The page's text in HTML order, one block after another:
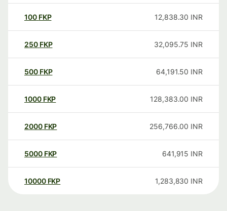
100 FKP 12,838.30 INR
250 FKP 32,095.75 INR
500 FKP 64,191.50 INR
1000 FKP 128,383.00 INR
2000 FKP 256,766.00 INR
5000 FKP 641,915 INR
10000 FKP 1,283,830 INR